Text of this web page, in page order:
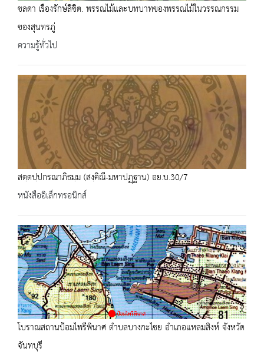
ชลดา เรืองรักษ์ลิขิต. พรรณไม้และบทบาทของพรรณไม้ในวรรณกรรม
ของสุนทรภู่
ความรู้ทั่วไป
สตฺตปฺปกรณาภิธมฺม (สงฺคิณี-มหาปฏฺฐาน) อย.บ.30/7
หนังสืออิเล็กทรอนิกส์
โบราณสถานป้อมไพรีพินาศ ตำบลบางกะไชย อำเภอแหลมสิงห์ จังหวัด
จันทบุรี